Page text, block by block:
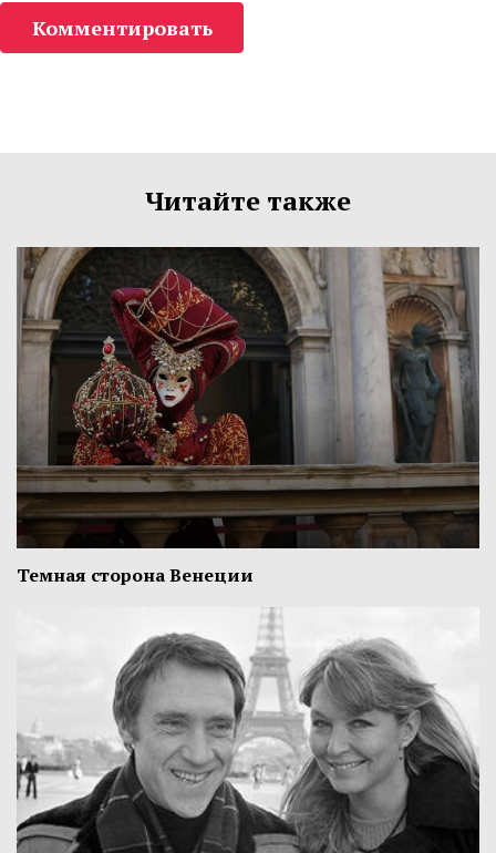
Комментировать
Читайте также
Темная сторона Венеции